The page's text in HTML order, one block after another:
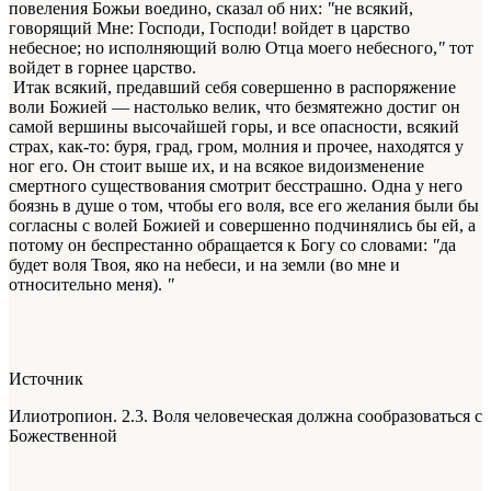
повеления Божьи воедино, сказал об них: "не всякий,
говорящий Мне: Господи, Господи! войдет в царство
небесное; но исполняющий волю Отца моего небесного," тот
войдет в горнее царство.
Итак всякий, предавший себя совершенно в распоряжение
воли Божией — настолько велик, что безмятежно достиг он
самой вершины высочайшей горы, и все опасности, всякий
страх, как-то: буря, град, гром, молния и прочее, находятся у
ног его. Он стоит выше их, и на всякое видоизменение
смертного существования смотрит бесстрашно. Одна у него
боязнь в душе о том, чтобы его воля, все его желания были бы
согласны с волей Божией и совершенно подчинялись бы ей, а
потому он беспрестанно обращается к Богу со словами: "да
будет воля Твоя, яко на небеси, и на земли (во мне и
относительно меня). "
Источник
Илиотропион. 2.3. Воля человеческая должна сообразоваться с
Божественной